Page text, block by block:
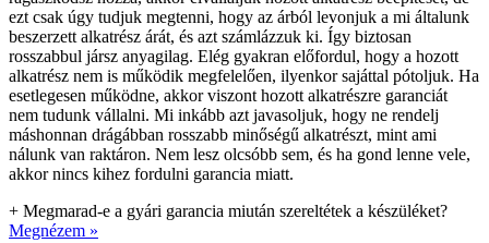
ezt csak úgy tudjuk megtenni, hogy az árból levonjuk a mi általunk
beszerzett alkatrész árát, és azt számlázzuk ki. Így biztosan
rosszabbul jársz anyagilag. Elég gyakran előfordul, hogy a hozott
alkatrész nem is működik megfelelően, ilyenkor sajáttal pótoljuk. Ha
esetlegesen működne, akkor viszont hozott alkatrészre garanciát
nem tudunk vállalni. Mi inkább azt javasoljuk, hogy ne rendelj
máshonnan drágábban rosszabb minőségű alkatrészt, mint ami
nálunk van raktáron. Nem lesz olcsóbb sem, és ha gond lenne vele,
akkor nincs kihez fordulni garancia miatt.
+ Megmarad-e a gyári garancia miután szereltétek a készüléket?
Megnézem »